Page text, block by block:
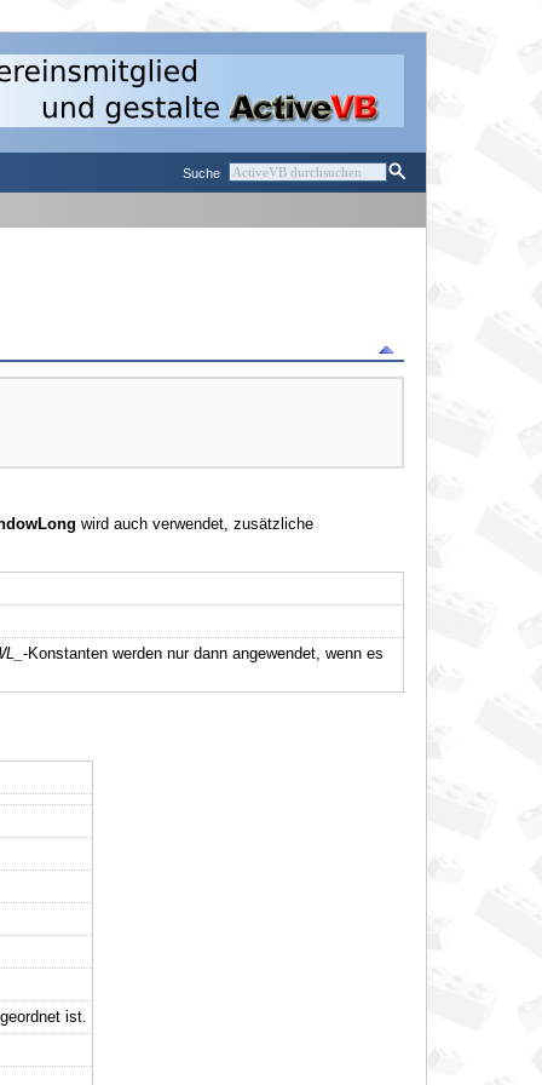
Suche
wird auch verwendet, zusätzliche
-Konstanten werden nur dann angewendet, wenn es
ist.